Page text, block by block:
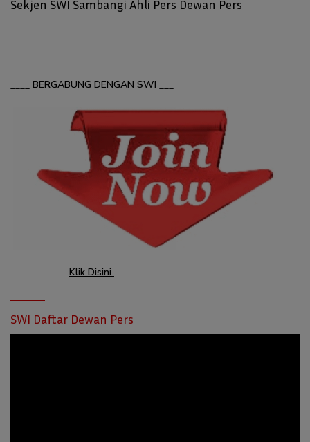
Sekjen SWI Sambangi Ahli Pers Dewan Pers
____ BERGABUNG DENGAN SWI ___
……………………… Klik Disini ……………………..
SWI Daftar Dewan Pers